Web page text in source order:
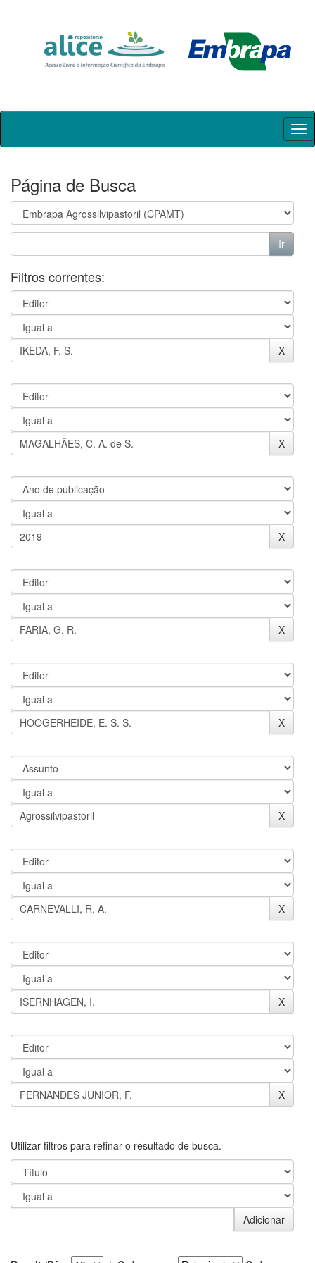
Skip
Página de Busca
Filtros correntes:
Utilizar filtros para refinar o resultado de busca.